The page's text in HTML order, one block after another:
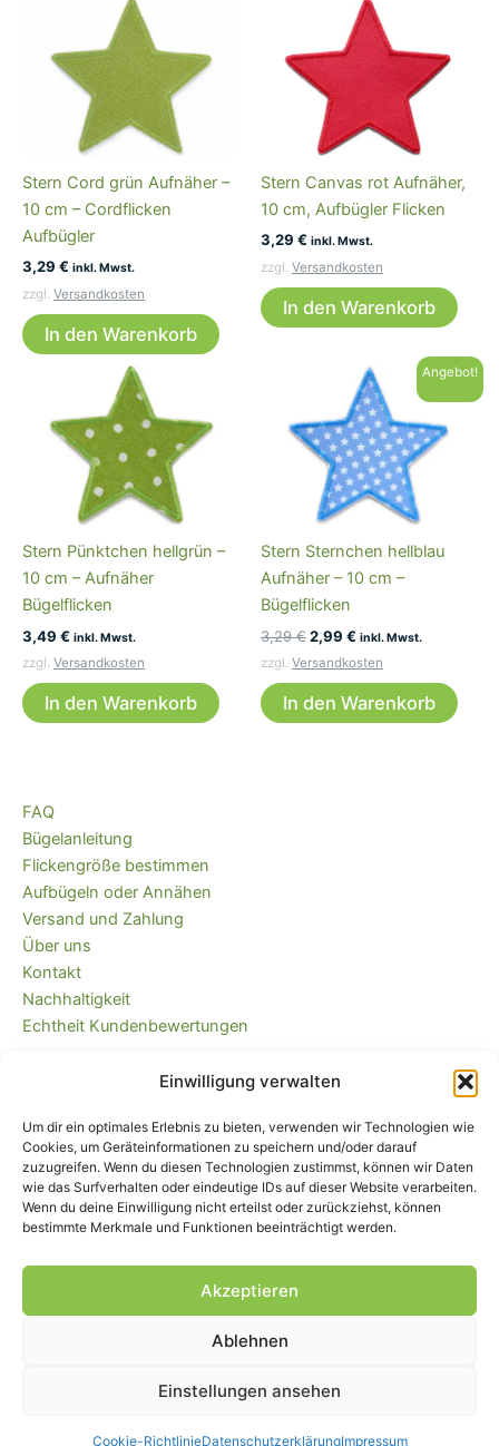
Einwilligung verwalten
Um dir ein optimales Erlebnis zu bieten, verwenden wir Technologien wie
Cookies, um Geräteinformationen zu speichern und/oder darauf
zuzugreifen. Wenn du diesen Technologien zustimmst, können wir Daten
wie das Surfverhalten oder eindeutige IDs auf dieser Website verarbeiten.
Wenn du deine Einwilligung nicht erteilst oder zurückziehst, können
bestimmte Merkmale und Funktionen beeinträchtigt werden.
Akzeptieren
Ablehnen
Einstellungen ansehen
Cookie-RichtlinieDatenschutzerklärungImpressum
Stern Cord grün Aufnäher –
10 cm – Cordflicken
Aufbügler
3,29 € inkl. Mwst.
zzgl. Versandkosten
In den Warenkorb
Stern Canvas rot Aufnäher,
10 cm, Aufbügler Flicken
3,29 € inkl. Mwst.
zzgl. Versandkosten
In den Warenkorb
Stern Pünktchen hellgrün –
10 cm – Aufnäher
Bügelflicken
3,49 € inkl. Mwst.
zzgl. Versandkosten
In den Warenkorb
Angebot!
Stern Sternchen hellblau
Aufnäher – 10 cm –
Bügelflicken
3,29€Ursprünglicher
Preis
war:
2,99 € Aktueller
ist:
inkl. Mwst.
zzgl. Versandkosten
In den Warenkorb
FAQ
Bügelanleitung
Flickengröße bestimmen
Aufbügeln oder Annähen
Versand und Zahlung
Über uns
Kontakt
Nachhaltigkeit
Echtheit Kundenbewertungen
Kaufvertrag widerrufen
Versandkostenfrei ab 35 EUR (DE) und
immer plastikfrei verpackt!
Widerrufsbelehrung und -formular
© Piratenbande - Hosenflicken, Knieflicken, Bügelflicken, 2026